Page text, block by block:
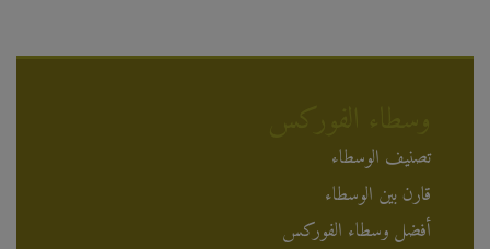
تصنيف الوسطاء
قارن بين الوسطاء
أفضل وسطاء الفوركس